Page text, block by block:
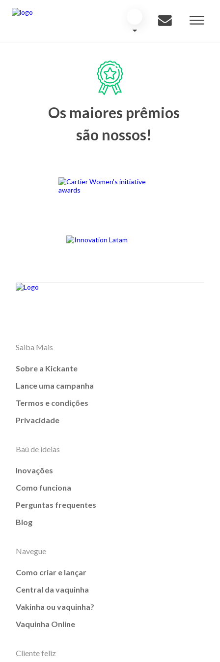
Os maiores prêmios
são nossos!
Saiba Mais
Sobre a Kickante
Lance uma campanha
Termos e condições
Privacidade
Baú de ideias
Inovações
Como funciona
Perguntas frequentes
Blog
Navegue
Como criar e lançar
Central da vaquinha
Vakinha ou vaquinha?
Vaquinha Online
Cliente feliz